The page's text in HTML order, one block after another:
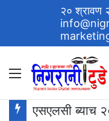
२० श्रावण
Menu